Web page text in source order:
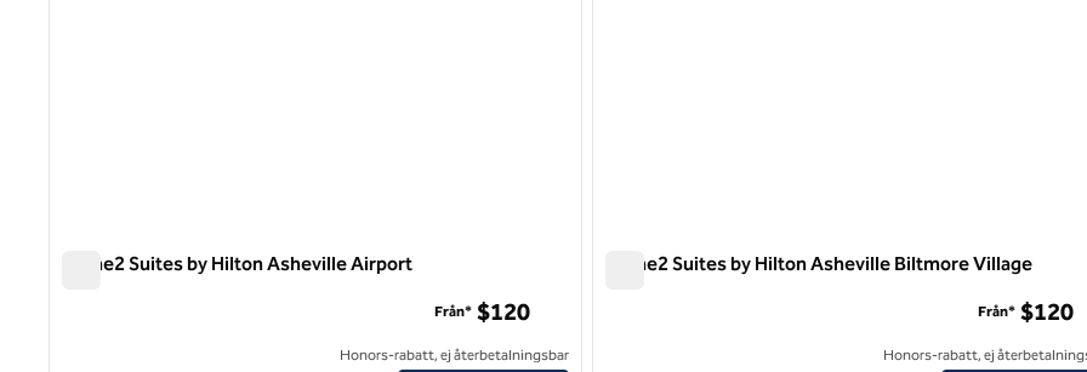
Home2 Suites by Hilton Asheville Airport
Från* $120
Honors-rabatt, ej återbetalningsbar
Home2 Suites by Hilton Asheville Biltmore Village
Från* $120
Honors-rabatt, ej